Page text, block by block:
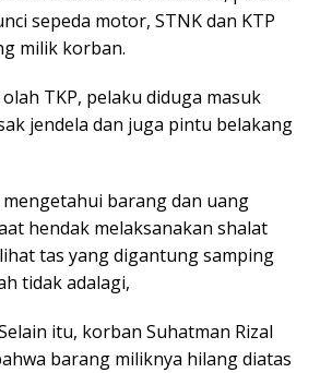
sepeda motor, STNK dan KTP
milik korban.
TKP, pelaku diduga masuk
jendela dan juga pintu belakang
barang dan uang
hendak melaksanakan shalat
tas yang digantung samping
tidak adalagi,
itu, korban Suhatman Rizal
barang miliknya hilang diatas